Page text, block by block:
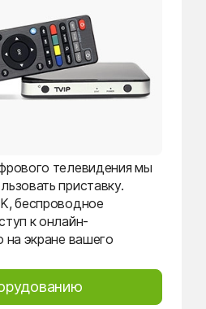
телевидения мы
приставку.
беспроводное
к онлайн-
на экране вашего